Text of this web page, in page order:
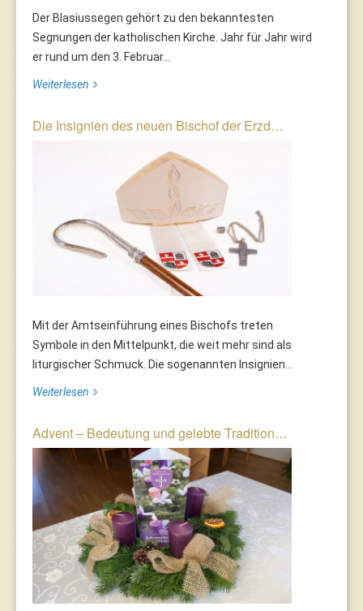
Der Blasiussegen gehört zu den bekanntesten
Segnungen der katholischen Kirche. Jahr für Jahr wird
er rund um den 3. Februar...
Weiterlesen
Die Insignien des neuen Bischof der Erzd…
Mit der Amtseinführung eines Bischofs treten
Symbole in den Mittelpunkt, die weit mehr sind als
liturgischer Schmuck. Die sogenannten Insignien...
Weiterlesen
Advent – Bedeutung und gelebte Tradition…